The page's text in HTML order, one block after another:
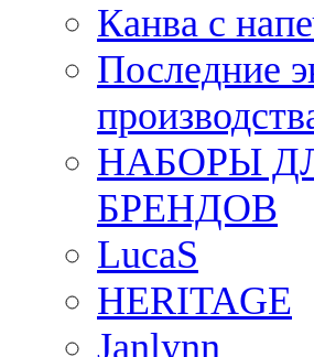
Канва с
Последние
НАБОРЫ
БРЕНДОВ
LucaS
HERITAGE
Janlynn